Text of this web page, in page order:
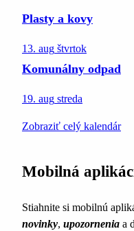
Plasty a kovy
13. aug štvrtok
Komunálny odpad
19. aug streda
Zobraziť celý kalendár
Mobilná
Stiahnite si mobilnú
novinky, upozornenia a